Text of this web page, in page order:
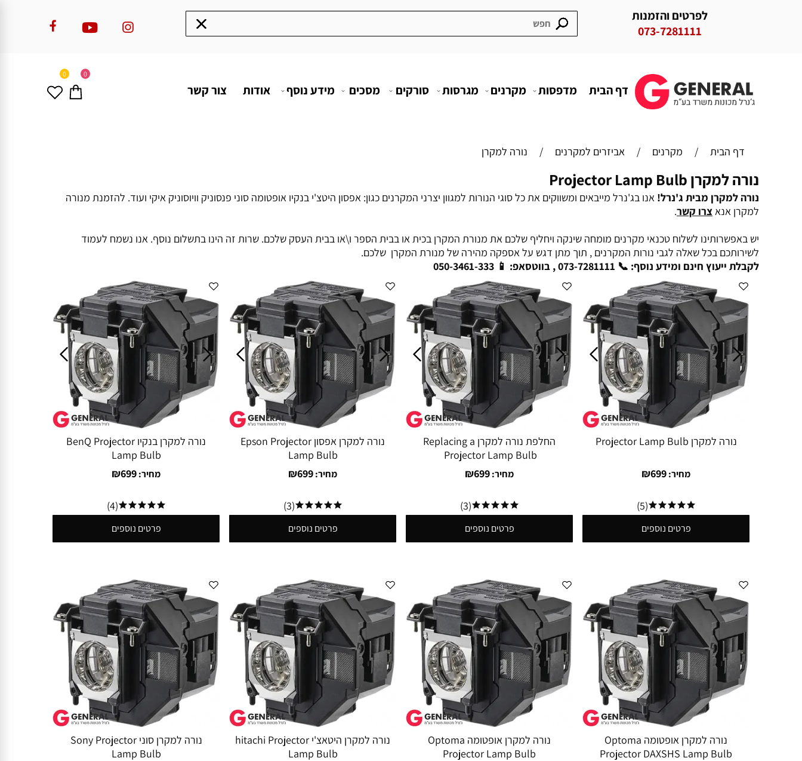
לפרטים והזמנות
073-7281111
0 0
דף הבית מדפסות מקרנים מגרסות סורקים מסכים מידע נוסף אודות צור קשר
דף הבית / מקרנים / אביזרים למקרנים / נורה למקרן
נורה למקרן Projector Lamp Bulb
נורה למקרן מבית ג'נרל! אנו בג'נרל מייבאים ומשווקים את כל סוגי הנורות למגוון יצרני המקרנים כגון: אפסון היטצ'י בנקיו אופטומה סוני פנסוניק וויוסוניק איקי ועוד. להזמנת מנורה
למקרן אנא צרו קשר.
יש באפשרותינו לשלוח טכנאי מקרנים מומחה שינקה ויחליף שלכם את מנורת המקרן בכית או בבית הספר ו\או בבית העסק שלכם. שרות זה הינו בתשלום נוסף. אנו נשמח לעמוד
לשירותכם בכל שאלה לגבי נורות המקרנים , תוך מתן דגש על אספקה מהירה של מנורת המקרן שלכם.
לקבלת ייעוץ חינם ומידע נוסף: 📞 073-7281111 , בווטסאפ: 📱 050-3461-333
נורה למקרן Projector Lamp Bulb
מחיר: ₪699
(5)
פרטים נוספים
החלפת נורה למקרן Replacing a
Projector Lamp Bulb
מחיר: ₪699
(3)
פרטים נוספים
נורה למקרן אפסון Epson Projector
Lamp Bulb
מחיר: ₪699
(3)
פרטים נוספים
נורה למקרן בנקיו BenQ Projector
Lamp Bulb
מחיר: ₪699
(4)
פרטים נוספים
נורה למקרן אופטומה Optoma
Projector DAXSHS Lamp Bulb
נורה למקרן אופטומה Optoma
Projector Lamp Bulb
נורה למקרן היטאצ'י hitachi Projector
Lamp Bulb
נורה למקרן סוני Sony Projector
Lamp Bulb